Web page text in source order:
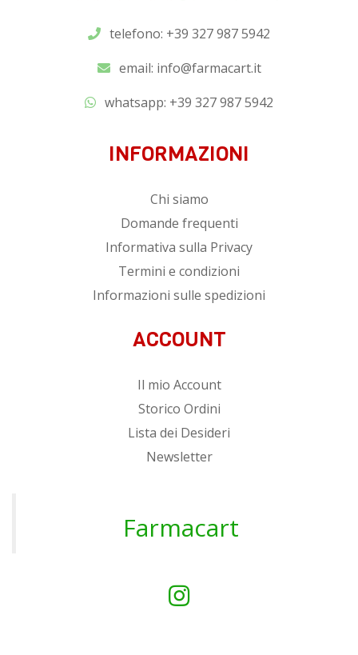
telefono: +39 327 987 5942
email: info@farmacart.it
whatsapp: +39 327 987 5942
INFORMAZIONI
Chi siamo
Domande frequenti
Informativa sulla Privacy
Termini e condizioni
Informazioni sulle spedizioni
ACCOUNT
Il mio Account
Storico Ordini
Lista dei Desideri
Newsletter
Farmacart